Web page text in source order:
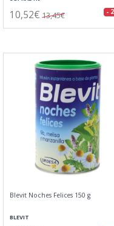
10,52€ 13,45€ -
Blevit Noches Felices 150 g
BLEVIT